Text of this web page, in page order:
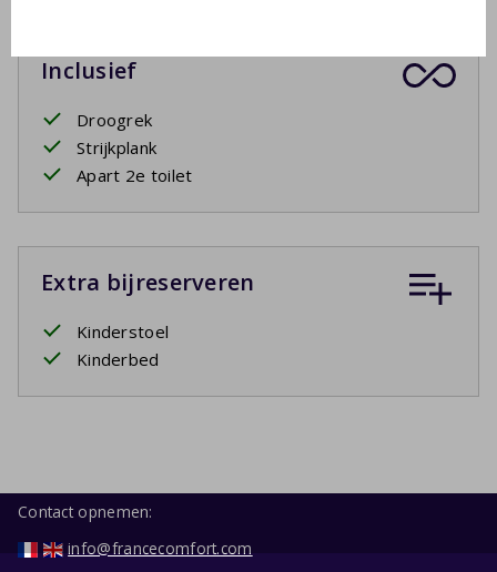
Inclusief
Droogrek
Strijkplank
Apart 2e toilet
Extra bijreserveren
Kinderstoel
Kinderbed
Contact opnemen:
info@francecomfort.com